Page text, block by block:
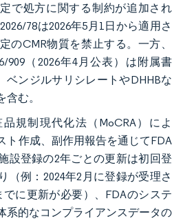
で処方に関する制約が追加され
78は2026年5月1日から適用さ
のCMR物質を禁止する。一方、
909（2026年4月公表）は附属書
ベンジルサリシレートやDHHBな
む。
規制現代化法（MoCRA）によ
ト作成、副作用報告を通じてFDA
設登録の2年ごとの更新は初回登
（例：2024年2月に登録が受理さ
でに更新が必要）、FDAのシステ
系的なコンプライアンスデータの